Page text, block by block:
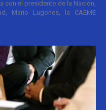
con el presidente de la Nación,
Mario Lugones, la CAEME